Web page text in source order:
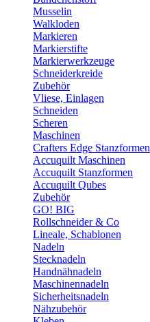
Musselin
Walkloden
Markieren
Markierstifte
Markierwerkzeuge
Schneiderkreide
Zubehör
Vliese, Einlagen
Schneiden
Scheren
Maschinen
Crafters Edge Stanzformen
Accuquilt Maschinen
Accuquilt Stanzformen
Accuquilt Qubes
Zubehör
GO! BIG
Rollschneider & Co
Lineale, Schablonen
Nadeln
Stecknadeln
Handnähnadeln
Maschinennadeln
Sicherheitsnadeln
Nähzubehör